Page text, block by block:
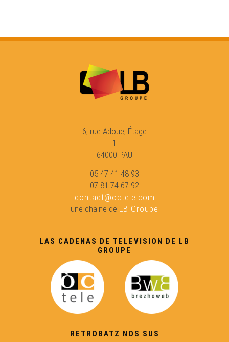
6, rue Adoue, Étage
1
64000 PAU
05 47 41 48 93
07 81 74 67 92
contact@octele.com
une chaine de LB Groupe
LAS CADENAS DE TELEVISION DE LB
GROUPE
RETROBATZ NOS SUS